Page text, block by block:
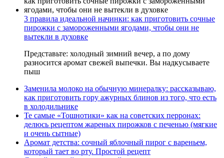
3 правила идеальной начинки: как приготовить сочные
пирожки с замороженными ягодами, чтобы они не
вытекли в духовке
Представьте: холодный зимний вечер, а по дому
разносится аромат свежей выпечки. Вы надкусываете
пыш
Заменила молоко на обычную минералку: рассказываю,
как приготовить гору ажурных блинов из того, что есть
в холодильнике
Те самые «Тошнотики» как на советских перронах:
делюсь рецептом жареных пирожков с печенью (мягкие
и очень сытные)
Аромат детства: сочный яблочный пирог с вареньем,
который тает во рту. Простой рецепт